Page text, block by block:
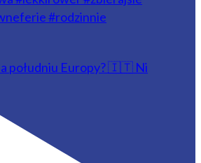
południu Europy? 🇮🇹 Ni